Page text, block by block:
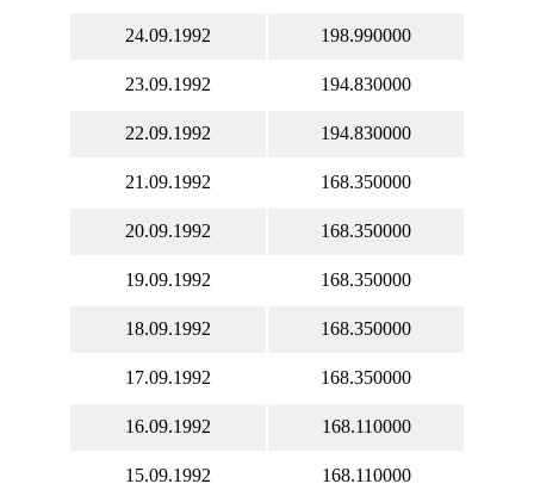
24.09.1992 198.990000
23.09.1992 194.830000
22.09.1992 194.830000
21.09.1992 168.350000
20.09.1992 168.350000
19.09.1992 168.350000
18.09.1992 168.350000
17.09.1992 168.350000
16.09.1992 168.110000
15.09.1992 168.110000